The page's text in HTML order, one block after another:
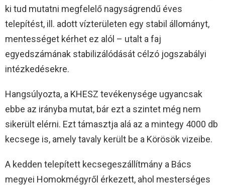
ki tud mutatni megfelelő nagyságrendű éves
telepítést, ill. adott vízterületen egy stabil állományt,
mentességet kérhet ez alól – utalt a faj
egyedszámának stabilizálódását célzó jogszabályi
intézkedésekre.
Hangsúlyozta, a KHESZ tevékenysége ugyancsak
ebbe az irányba mutat, bár ezt a szintet még nem
sikerült elérni. Ezt támasztja alá az a mintegy 4000 db
kecsege is, amely tavaly került be a Körösök vizeibe.
A kedden telepített kecsegeszállítmány a Bács
megyei Homokmégyről érkezett, ahol mesterséges